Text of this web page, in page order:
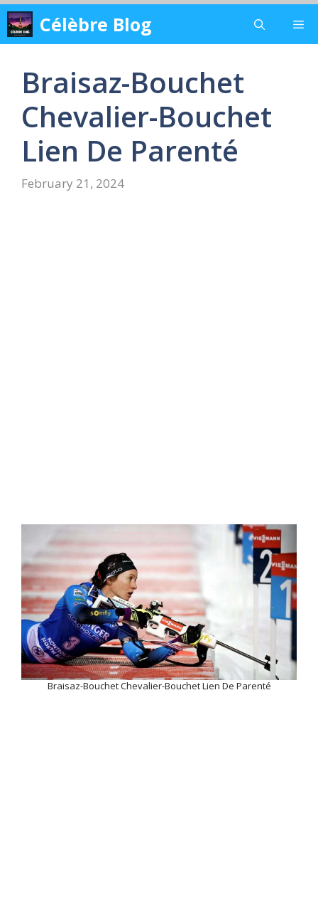
Skip
to
content
Célèbre Blog
Braisaz-Bouchet
Chevalier-Bouchet
Lien De Parenté
February 21, 2024
Braisaz-Bouchet Chevalier-Bouchet Lien De Parenté